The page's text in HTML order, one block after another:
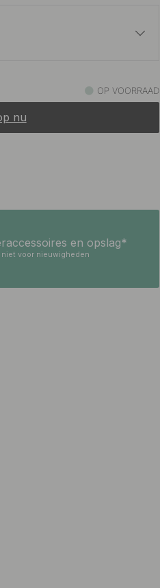
Op voorraad
15.60 €
OP VOORRAAD
nu
en opslag*
voor nieuwigheden